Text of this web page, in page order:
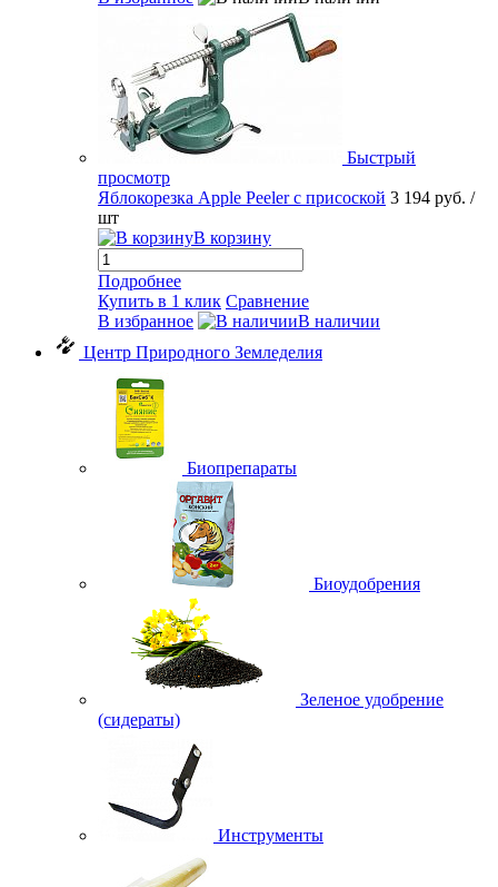
Быстрый
просмотр
Яблокорезка Apple Peeler с присоской 3 194 руб. /
шт
В корзину
Подробнее
Купить в 1 клик Сравнение
В избранное
В наличии
Центр Природного Земледелия
Биопрепараты
Биоудобрения
Зеленое удобрение
(сидераты)
Инструменты